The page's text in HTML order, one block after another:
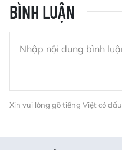
BÌNH LUẬN
Xin vui lòng gõ tiếng Việt có dấu